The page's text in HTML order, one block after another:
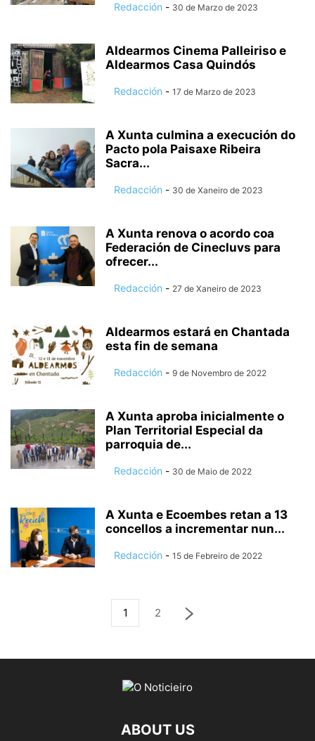
Redacción - 30 de Marzo de 2023
Aldearmos Cinema Palleiriso e
Aldearmos Casa Quindós
Redacción - 17 de Marzo de 2023
A Xunta culmina a execución do
Pacto pola Paisaxe Ribeira
Sacra...
Redacción - 30 de Xaneiro de 2023
A Xunta renova o acordo coa
Federación de Cinecluvs para
ofrecer...
Redacción - 27 de Xaneiro de 2023
Aldearmos estará en Chantada
esta fin de semana
Redacción - 9 de Novembro de 2022
A Xunta aproba inicialmente o
Plan Territorial Especial da
parroquia de...
Redacción - 30 de Maio de 2022
A Xunta e Ecoembes retan a 13
concellos a incrementar nun...
Redacción - 15 de Febreiro de 2022
1 2
ABOUT US